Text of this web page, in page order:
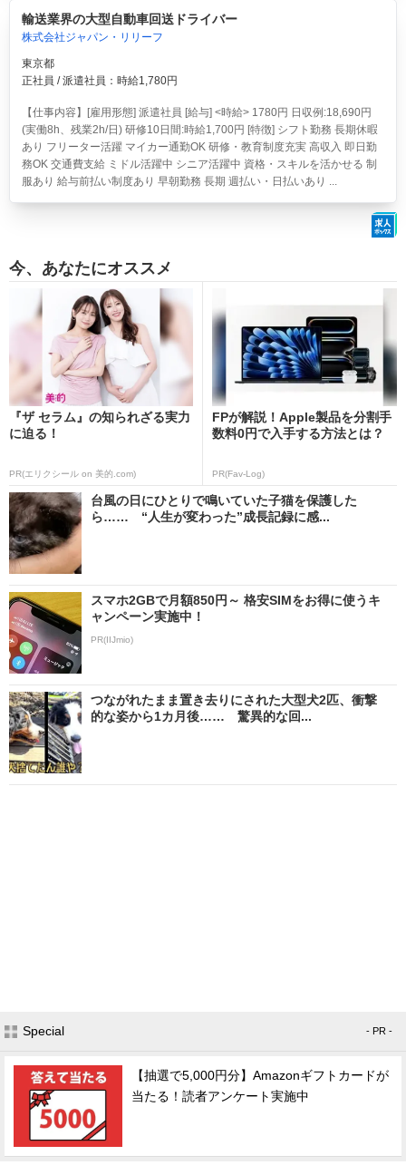
輸送業界の大型自動車回送ドライバー
株式会社ジャパン・リリーフ
東京都
正社員 / 派遣社員：時給1,780円
【仕事内容】[雇用形態] 派遣社員 [給与] <時給> 1780円 日収例:18,690円
(実働8h、残業2h/日) 研修10日間:時給1,700円 [特徴] シフト勤務 長期休暇
あり フリーター活躍 マイカー通勤OK 研修・教育制度充実 高収入 即日勤
務OK 交通費支給 ミドル活躍中 シニア活躍中 資格・スキルを活かせる 制
服あり 給与前払い制度あり 早朝勤務 長期 週払い・日払いあり ...
今、あなたにオススメ
『ザ セラム』の知られざる実力
に迫る！
PR(エリクシール on 美的.com)
FPが解説！Apple製品を分割手
数料0円で入手する方法とは？
PR(Fav-Log)
台風の日にひとりで鳴いていた子猫を保護した
ら…… “人生が変わった”成長記録に感...
スマホ2GBで月額850円～ 格安SIMをお得に使うキ
ャンペーン実施中！
PR(IIJmio)
つながれたまま置き去りにされた大型犬2匹、衝撃
的な姿から1カ月後…… 驚異的な回...
Special - PR -
【抽選で5,000円分】Amazonギフトカードが
当たる！読者アンケート実施中